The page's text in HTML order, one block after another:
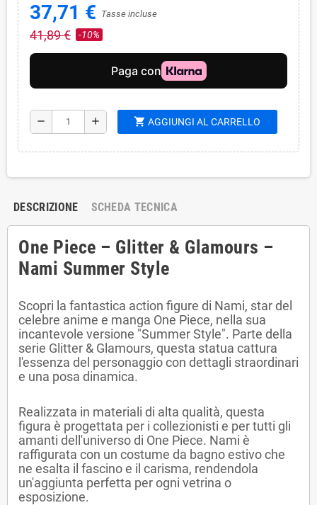
37,71 € Tasse incluse
41,89 € -10%
remove add shopping_cart AGGIUNGI AL CARRELLO
DESCRIZIONE SCHEDA TECNICA
One Piece – Glitter & Glamours –
Nami Summer Style
Scopri la fantastica action figure di Nami, star del
celebre anime e manga One Piece, nella sua
incantevole versione "Summer Style". Parte della
serie Glitter & Glamours, questa statua cattura
l'essenza del personaggio con dettagli straordinari
e una posa dinamica.
Realizzata in materiali di alta qualità, questa
figura è progettata per i collezionisti e per tutti gli
amanti dell'universo di One Piece. Nami è
raffigurata con un costume da bagno estivo che
ne esalta il fascino e il carisma, rendendola
un'aggiunta perfetta per ogni vetrina o
esposizione.